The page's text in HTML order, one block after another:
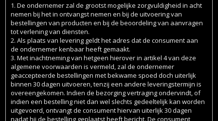
1. De ondernemer zal de grootst mogelijke zorgvuldigheid in acht
nemen bij het in ontvangst nemen en bij de uitvoering van
bestellingen van producten en bij de beoordeling van aanvragen
tot verlening van diensten.
2. Als plaats van levering geldt het adres dat de consument aan
de ondernemer kenbaar heeft gemaakt.
3. Met inachtneming van hetgeen hierover in artikel 4 van deze
algemene voorwaarden is vermeld, zal de ondernemer
geaccepteerde bestellingen met bekwame spoed doch uiterlijk
binnen 30 dagen uitvoeren, tenzij een andere leveringstermijn is
overeengekomen. Indien de bezorging vertraging ondervindt, of
indien een bestelling niet dan wel slechts gedeeltelijk kan worden
uitgevoerd, ontvangt de consument hiervan uiterlijk 30 dagen
nadat hij de bestelling geplaatst heeft bericht. De consument